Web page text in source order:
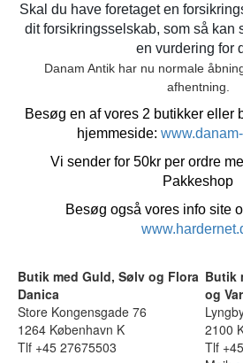
Skal du have foretaget en
dit forsikringsselskab, som så kan
en vurdering for
Danam Antik har nu normale
afhentning.
Besøg en af vores 2 butikker eller
hjemmeside:
Vi sender for 50kr per ordre
Pakkeshop
Besøg også vores info site
Butik med Guld, Sølv og Flora
Danica
Butik
og
Store Kongensgade 76
1264 København K
2100
Tlf +45 27675503
Tlf